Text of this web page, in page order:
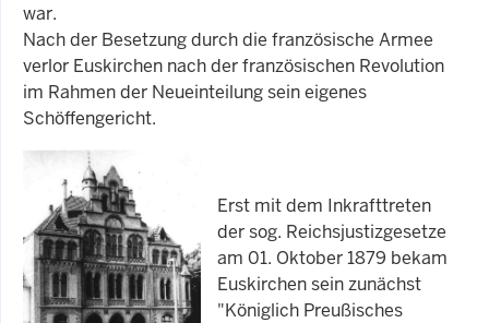
war.
Nach der Besetzung durch die französische Armee
verlor Euskirchen nach der französischen Revolution
im Rahmen der Neueinteilung sein eigenes
Schöffengericht.
Erst mit dem Inkrafttreten
der sog. Reichsjustizgesetze
am 01. Oktober 1879 bekam
Euskirchen sein zunächst
"Königlich Preußisches